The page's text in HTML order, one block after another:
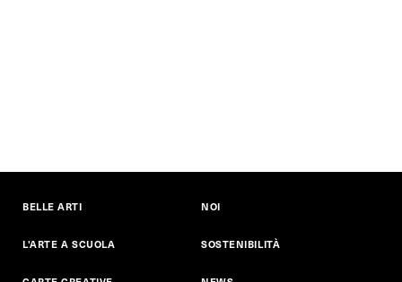
BELLE ARTI
L'ARTE A SCUOLA
NOI
SOSTENIBILITÀ